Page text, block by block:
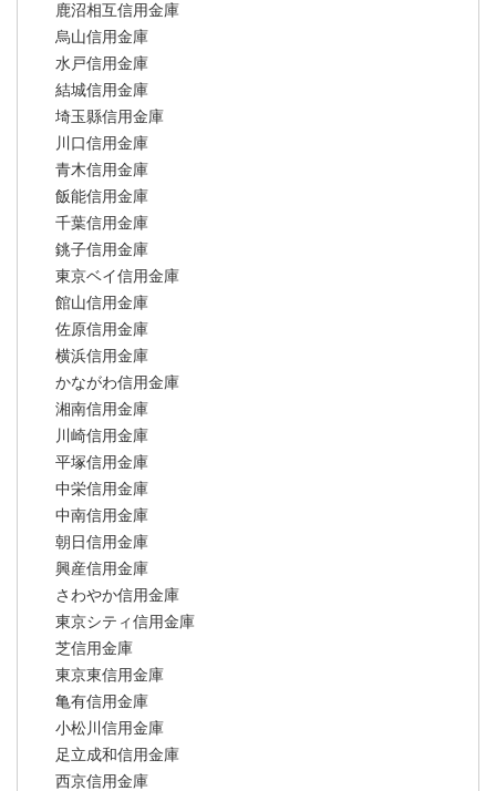
鹿沼相互信用金庫
烏山信用金庫
水戸信用金庫
結城信用金庫
埼玉縣信用金庫
川口信用金庫
青木信用金庫
飯能信用金庫
千葉信用金庫
銚子信用金庫
東京ベイ信用金庫
館山信用金庫
佐原信用金庫
横浜信用金庫
かながわ信用金庫
湘南信用金庫
川崎信用金庫
平塚信用金庫
中栄信用金庫
中南信用金庫
朝日信用金庫
興産信用金庫
さわやか信用金庫
東京シティ信用金庫
芝信用金庫
東京東信用金庫
亀有信用金庫
小松川信用金庫
足立成和信用金庫
西京信用金庫